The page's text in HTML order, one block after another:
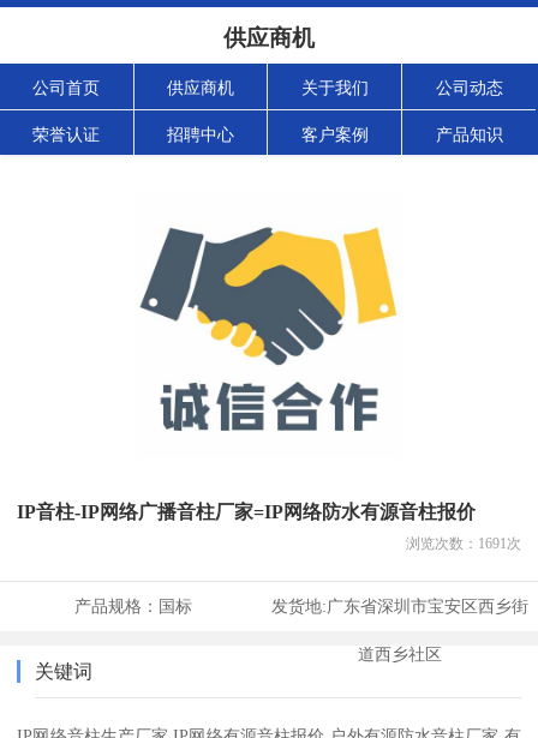
供应商机
公司首页 供应商机 关于我们 公司动态
荣誉认证 招聘中心 客户案例 产品知识
IP音柱-IP网络广播音柱厂家=IP网络防水有源音柱报价
浏览次数： 1691次
产品规格： 国标 发货地:广东省深圳市宝安区西乡街
道西乡社区
关键词